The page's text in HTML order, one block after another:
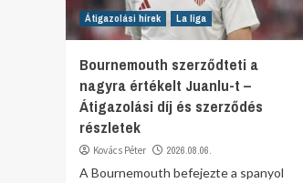
Átigazolási hírek La liga
Bournemouth szerződteti a
nagyra értékelt Juanlu-t –
Átigazolási díj és szerződés
részletek
Kovács Péter 2026.08.06.
A Bournemouth befejezte a spanyol